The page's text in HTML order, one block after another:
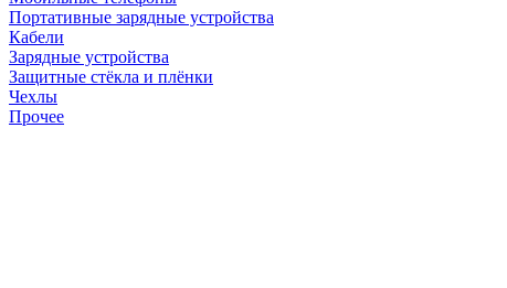
Портативные зарядные устройства
Кабели
Зарядные устройства
Защитные стёкла и плёнки
Чехлы
Прочее